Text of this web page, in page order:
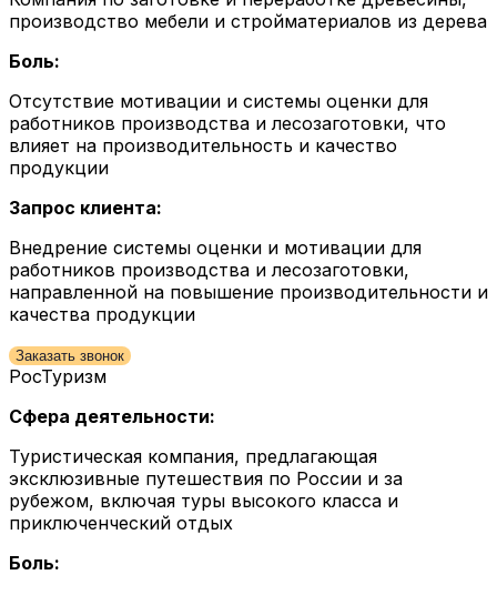
производство мебели и стройматериалов из дерева
Боль:
Отсутствие мотивации и системы оценки для
работников производства и лесозаготовки, что
влияет на производительность и качество
продукции
Запрос клиента:
Внедрение системы оценки и мотивации для
работников производства и лесозаготовки,
направленной на повышение производительности и
качества продукции
Заказать звонок
РосТуризм
Сфера деятельности:
Туристическая компания, предлагающая
эксклюзивные путешествия по России и за
рубежом, включая туры высокого класса и
приключенческий отдых
Боль: